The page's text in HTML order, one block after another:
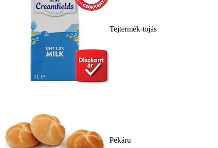
Tejtermék-tojás
Pékáru